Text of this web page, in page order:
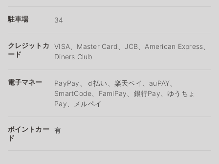
駐車場 34
クレジットカ
ード
VISA、Master Card、JCB、American Express、
Diners Club
電子マネー
PayPay、ｄ払い、楽天ペイ、auPAY、
SmartCode、FamiPay、銀行Pay、ゆうちょ
Pay、メルペイ
ポイントカー
ド
有